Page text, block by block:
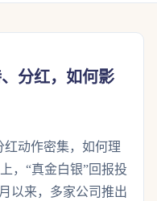
分红，如何影
动作密集，如何理
，“真金白银”回报投
以来，多家公司推出